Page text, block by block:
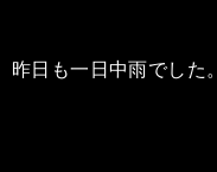
昨日も一日中雨でした。